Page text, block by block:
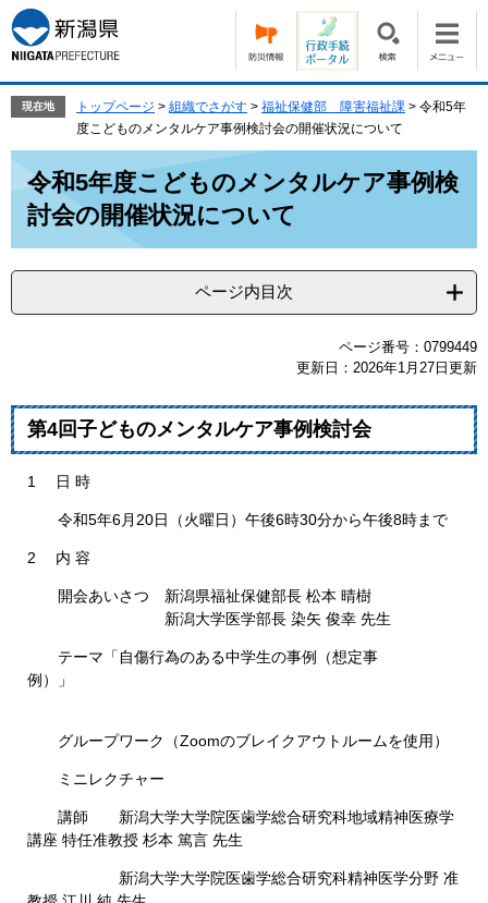
ー
ジ
の
で
ニ
ュ
ー
ば
現在地 トップページ > 組織でさがす > 福祉保健部 障害福祉課 > 令和5年
度こどものメンタルケア事例検討会の開催状況について
令和5年度こどものメンタルケア事例検
討会の開催状況について
ページ内目次
ページ番号：0799449
更新日：2026年1月27日更新
第4回子どものメンタルケア事例検討会
1 日 時
令和5年6月20日（火曜日）午後6時30分から午後8時まで
2 内 容
開会あいさつ 新潟県福祉保健部長 松本 晴樹
新潟大学医学部長 染矢 俊幸 先生
テーマ「自傷行為のある中学生の事例（想定事
例）」
グループワーク（Zoomのブレイクアウトルームを使用）
ミニレクチャー
講師 新潟大学大学院医歯学総合研究科地域精神医療学
講座 特任准教授 杉本 篤言 先生
新潟大学大学院医歯学総合研究科精神医学分野 准